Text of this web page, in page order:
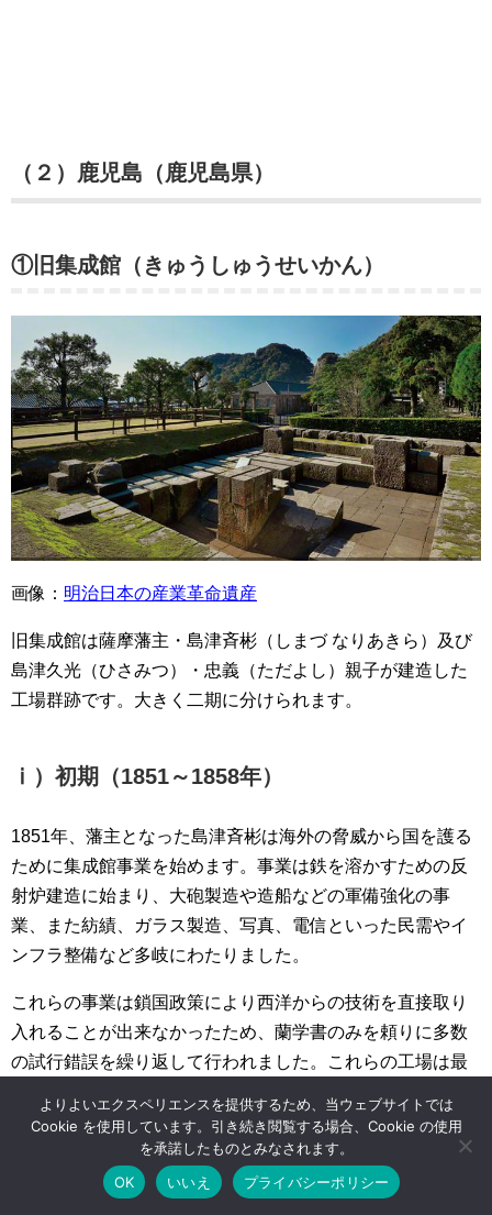
（２）鹿児島（鹿児島県）
①旧集成館（きゅうしゅうせいかん）
画像： 明治日本の産業革命遺産
旧集成館は薩摩藩主・島津斉彬（しまづ なりあきら）及び
島津久光（ひさみつ）・忠義（ただよし）親子が建造した
工場群跡です。大きく二期に分けられます。
ⅰ）初期（1851～1858年）
1851年、藩主となった島津斉彬は海外の脅威から国を護る
ために集成館事業を始めます。事業は鉄を溶かすための反
射炉建造に始まり、大砲製造や造船などの軍備強化の事
業、また紡績、ガラス製造、写真、電信といった民需やイ
ンフラ整備など多岐にわたりました。
これらの事業は鎖国政策により西洋からの技術を直接取り
入れることが出来なかったため、蘭学書のみを頼りに多数
の試行錯誤を繰り返して行われました。これらの工場は最
に斉彬が亡くなると集成館事業は縮小されました。
現在も反射炉の遺構が残っており、当時の試行錯誤を物語
っています。
よりよいエクスペリエンスを提供するため、当ウェブサイトでは
Cookie を使用しています。引き続き閲覧する場合、Cookie の使用
を承諾したものとみなされます。
OK
いいえ プライバシーポリシー